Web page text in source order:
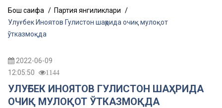
Бош саҳифа
Партия янгиликлари
Улуғбек Иноятов Гулистон шаҳрида очиқ мулоқот
ўтказмоқда
2022-06-09
12:05:50
1144
УЛУҒБЕК ИНОЯТОВ ГУЛИСТОН ШАҲРИДА
ОЧИҚ МУЛОҚОТ ЎТКАЗМОҚДА